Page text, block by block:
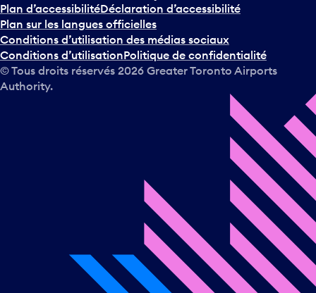
Plan d’accessibilitéDéclaration d’accessibilité
Plan sur les langues officielles
Conditions d’utilisation des médias sociaux
Conditions d’utilisationPolitique de confidentialité
© Tous droits réservés 2026 Greater Toronto Airports
Authority.